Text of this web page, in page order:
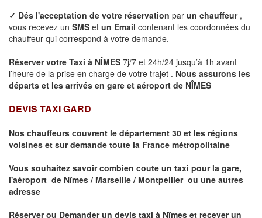
✓ Dés l'acceptation de votre réservation par un chauffeur ,
vous recevez un SMS et un Email contenant les coordonnées du
chauffeur qui correspond à votre demande.
Réserver votre Taxi à NÎMES 7j/7 et 24h/24 jusqu’à 1h avant
l’heure de la prise en charge de votre trajet . Nous assurons les
départs et les arrivés en gare et aéroport de NÎMES
DEVIS TAXI GARD
Nos chauffeurs couvrent le département 30 et les régions
voisines et sur demande toute la France métropolitaine
Vous souhaitez savoir combien coute un taxi pour la gare,
l'aéroport de Nîmes / Marseille / Montpellier ou une autres
adresse
Réserver ou Demander un devis taxi à Nîmes et recever un